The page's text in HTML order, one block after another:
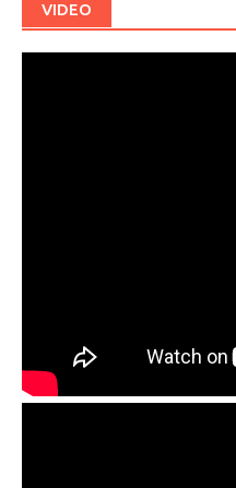
VIDEO